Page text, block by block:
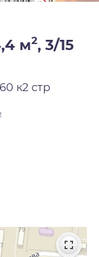
м2, 3/15
к2 стр